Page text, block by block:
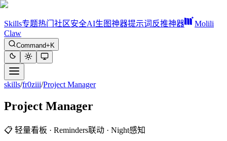
Skills专题热门 社区安全AI生图神器提示词反推神器
Molili
Claw
Command+K
skills/fr0ziii/Project Manager
Project Manager
📋 轻量看板 · Reminders联动 · Night感知